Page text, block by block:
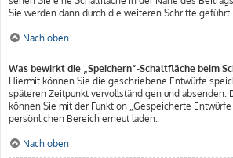
Sie werden dann durch die weiteren Schritte geführt.
Nach oben
Was bewirkt die „Speichern“-Schaltfläche beim
Hiermit können Sie die geschriebene Entwürfe
späteren Zeitpunkt vervollständigen und absenden.
können Sie mit der Funktion „Gespeicherte
persönlichen Bereich erneut laden.
Nach oben